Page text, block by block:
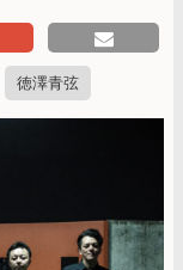
徳澤青弦